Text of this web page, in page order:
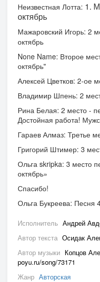
Неизвестная Лотта: 1.
октябрь
Мажаровский Игорь: 2
октябрь
None Name: Второе
октябрь"
Алексей Цветков: 2-ое
Владимир Шпень: 2
Рина Белая: 2 место -
Достойная работа!
Гараев Алмаз: Третье
Григорий Штимер: 3
Ольга skripka: 3 место
октябрь»
Спасибо!
Ольга Букреева: Песня
Исполнитель Андрей
Автор текста Осидак
Автор музыки Копцов
poyu.ru/song/73171
Жанр Авторская